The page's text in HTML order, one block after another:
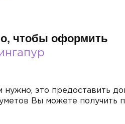
чтобы оформить
нужно, это предоставить
Вы можете получить